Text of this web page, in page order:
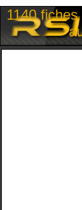
1140